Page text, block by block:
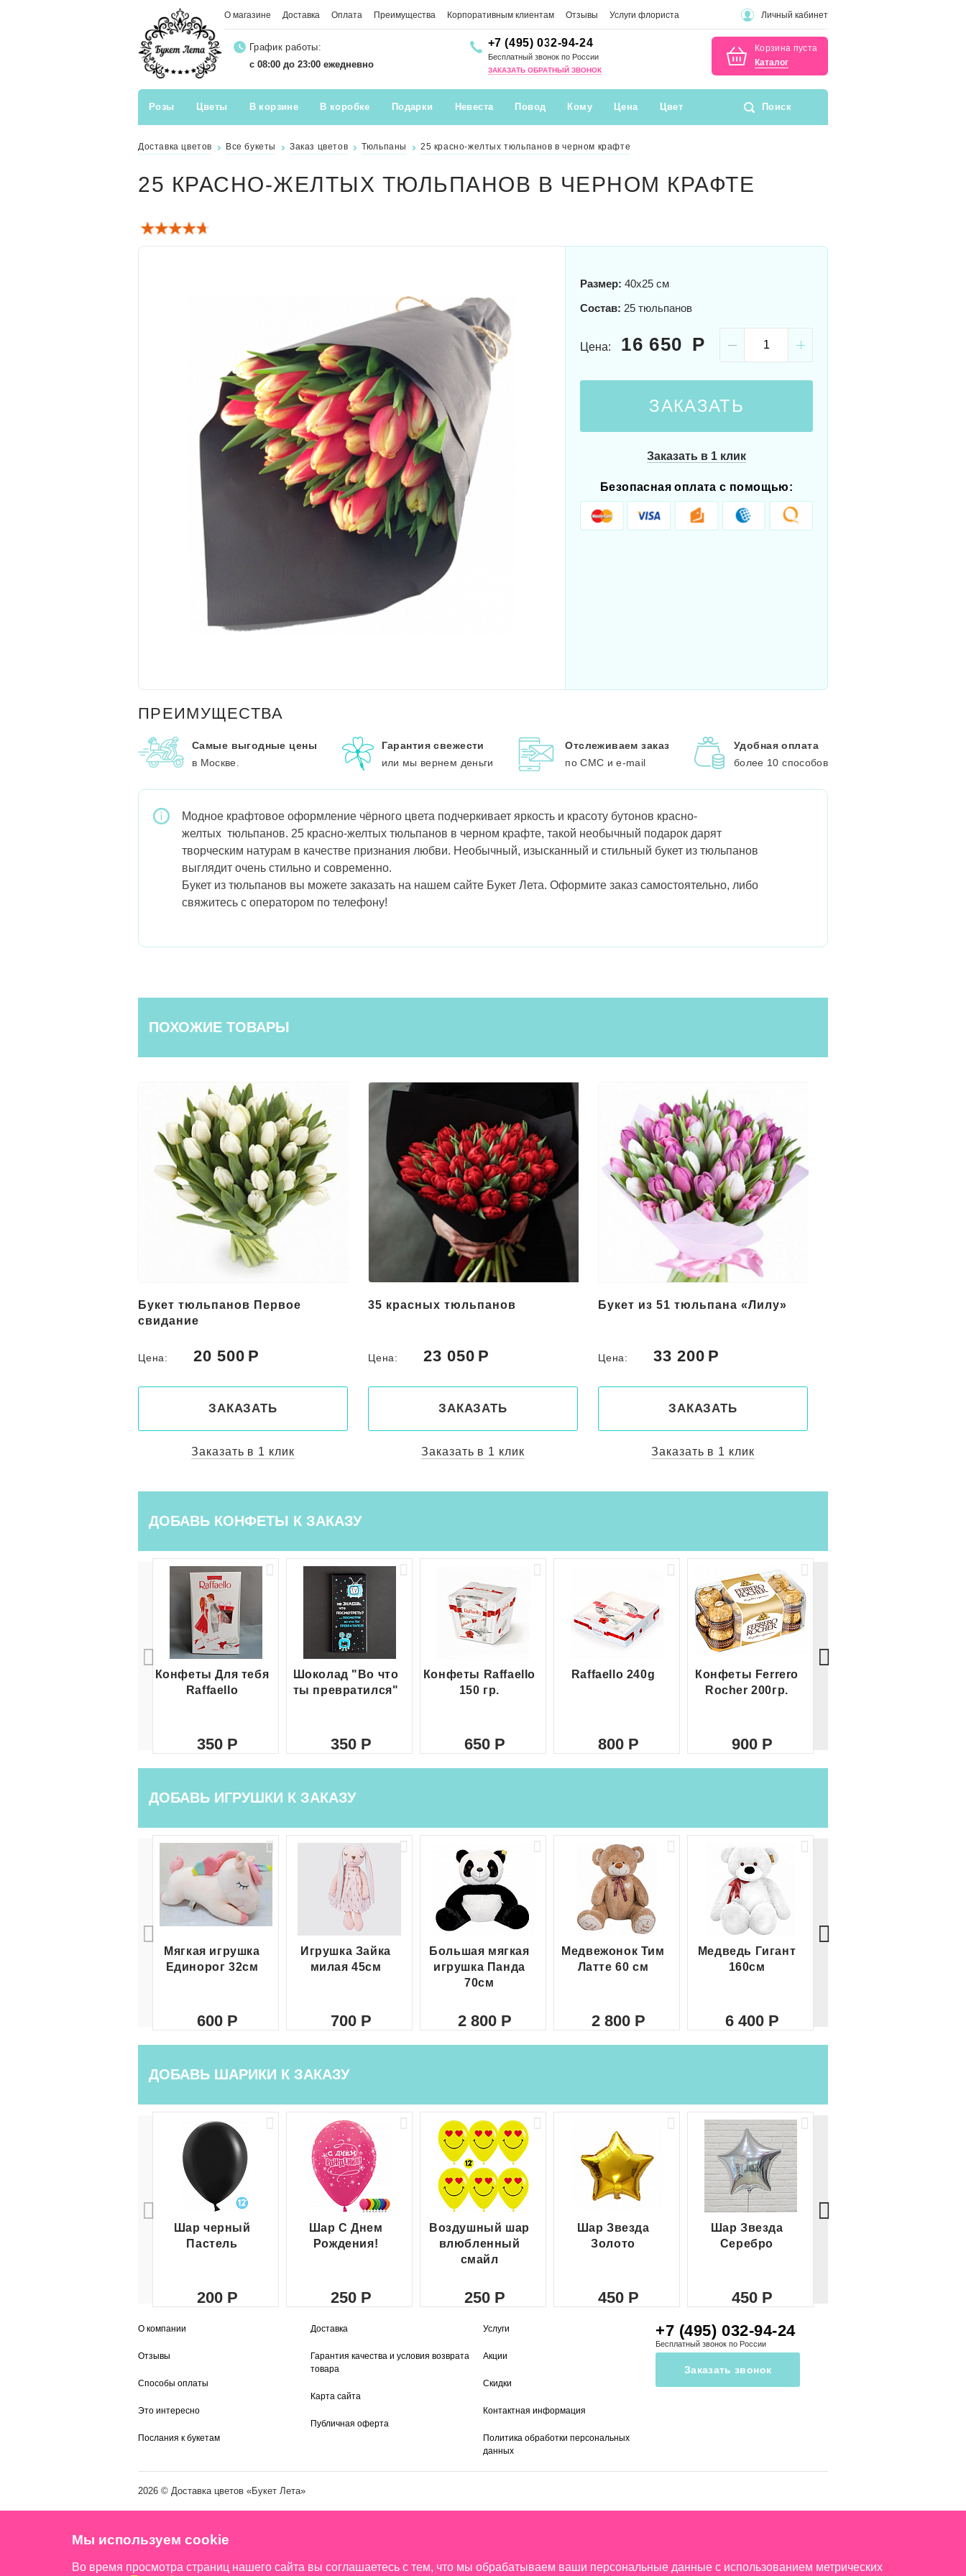
О магазине Доставка Оплата Преимущества Корпоративным клиентам Отзывы Услуги флориста Личный кабинет
График работы:
с 08:00 до 23:00 ежедневно
+7 (495) 032-94-24
Бесплатный звонок по России
ЗАКАЗАТЬ ОБРАТНЫЙ ЗВОНОК
Корзина пуста
Каталог
Розы Цветы В корзине В коробке Подарки Невеста Повод Кому Цена Цвет Поиск
Доставка цветов Все букеты Заказ цветов Тюльпаны 25 красно-желтых тюльпанов в черном крафте
25 КРАСНО-ЖЕЛТЫХ ТЮЛЬПАНОВ В ЧЕРНОМ КРАФТЕ
Размер: 40x25 см
Состав: 25 тюльпанов
Цена: 16 650
ЗАКАЗАТЬ
Заказать в 1 клик
Безопасная оплата с помощью:
ПРЕИМУЩЕСТВА
Самые выгодные цены
в Москве.
Гарантия свежести
или мы вернем деньги
Отслеживаем заказ
по СМС и e-mail
Удобная оплата
более 10 способов
Модное крафтовое оформление чёрного цвета подчеркивает яркость и красоту бутонов красно-
желтых тюльпанов. 25 красно-желтых тюльпанов в черном крафте, такой необычный подарок дарят
творческим натурам в качестве признания любви. Необычный, изысканный и стильный букет из тюльпанов
выглядит очень стильно и современно.
Букет из тюльпанов вы можете заказать на нашем сайте Букет Лета. Оформите заказ самостоятельно, либо
свяжитесь с оператором по телефону!
ПОХОЖИЕ ТОВАРЫ
Букет тюльпанов Первое
свидание
Цена: 20 500
ЗАКАЗАТЬ
Заказать в 1 клик
35 красных тюльпанов
Цена: 23 050
ЗАКАЗАТЬ
Заказать в 1 клик
Букет из 51 тюльпана «Лилу»
Цена: 33 200
ЗАКАЗАТЬ
Заказать в 1 клик
ДОБАВЬ КОНФЕТЫ К ЗАКАЗУ
Конфеты Для тебя
Raffaello
350
Шоколад "Во что
ты превратился"
350
Конфеты Raffaello
150 гр.
650
Raffaello 240g
800
Конфеты Ferrero
Rocher 200гр.
900
ДОБАВЬ ИГРУШКИ К ЗАКАЗУ
Мягкая игрушка
Единорог 32см
600
Игрушка Зайка
милая 45см
700
Большая мягкая
игрушка Панда
70см
2 800
Медвежонок Тим
Латте 60 см
2 800
Медведь Гигант
160см
6 400
ДОБАВЬ ШАРИКИ К ЗАКАЗУ
Шар черный
Пастель
200
Шар С Днем
Рождения!
250
Воздушный шар
влюбленный
смайл
250
Шар Звезда
Золото
450
Шар Звезда
Серебро
450
О компании
Отзывы
Способы оплаты
Это интересно
Послания к букетам
Доставка
Гарантия качества и условия возврата
товара
Карта сайта
Публичная оферта
Услуги
Акции
Скидки
Контактная информация
Политика обработки персональных
данных
+7 (495) 032-94-24
Бесплатный звонок по России
Заказать звонок
2026 © Доставка цветов «Букет Лета»
Мы используем cookie
Во время просмотра страниц нашего сайта вы соглашаетесь с тем, что мы обрабатываем ваши персональные данные с использованием метрических